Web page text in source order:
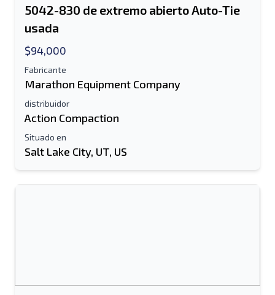
5042-830 de extremo abierto Auto-Tie
usada
$94,000
Fabricante
Marathon Equipment Company
distribuidor
Action Compaction
Situado en
Salt Lake City, UT, US